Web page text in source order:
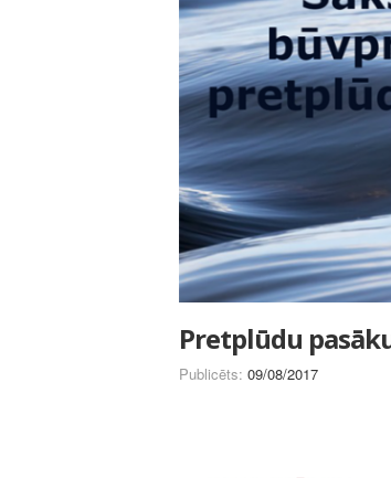
Pretplūdu
Publicēts: 09/08/2017